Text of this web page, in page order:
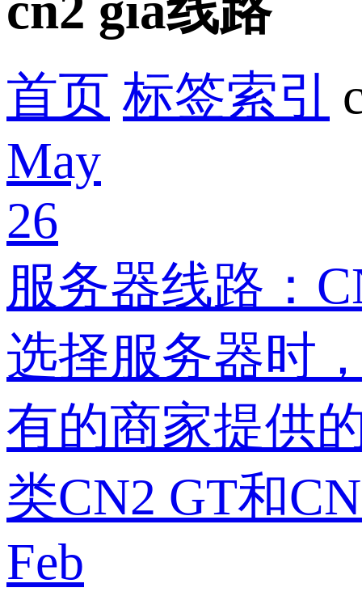
首页 标签索引
May
26
服务器线路：
选择服务器时
有的商家提供
类CN2 GT和
Feb